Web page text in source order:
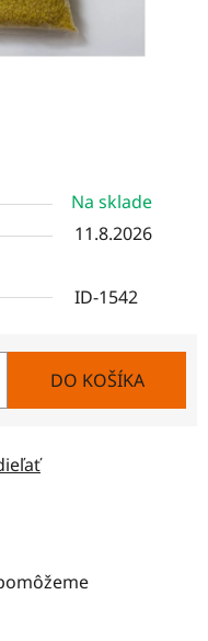
Na sklade
11.8.2026
ID-1542
DO KOŠÍKA